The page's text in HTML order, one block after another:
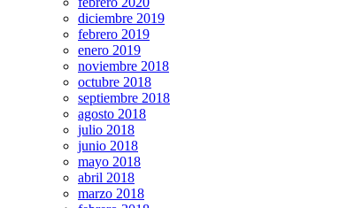
diciembre 2019
febrero 2019
enero 2019
noviembre 2018
octubre 2018
septiembre 2018
agosto 2018
julio 2018
junio 2018
mayo 2018
abril 2018
marzo 2018